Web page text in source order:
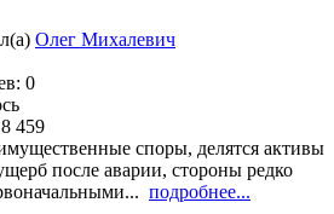
Олег Михалевич
0
459
споры, делятся активы
после аварии, стороны редко
подробнее...